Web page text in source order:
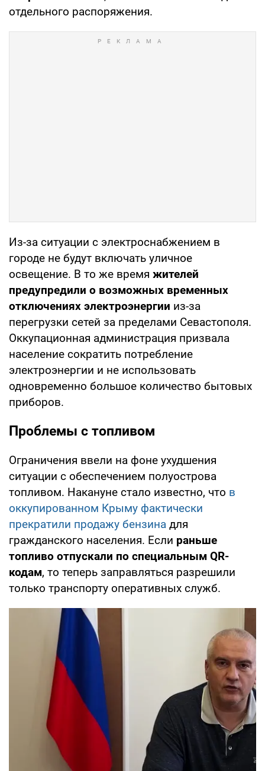
отдельного распоряжения.
Из-за ситуации с электроснабжением в
городе не будут включать уличное
освещение. В то же время жителей
предупредили о возможных временных
отключениях электроэнергии из-за
перегрузки сетей за пределами Севастополя.
Оккупационная администрация призвала
население сократить потребление
электроэнергии и не использовать
одновременно большое количество бытовых
приборов.
Проблемы с топливом
Ограничения ввели на фоне ухудшения
ситуации с обеспечением полуострова
топливом. Накануне стало известно, что в
оккупированном Крыму фактически
прекратили продажу бензина для
гражданского населения. Если раньше
топливо отпускали по специальным QR-
кодам, то теперь заправляться разрешили
только транспорту оперативных служб.